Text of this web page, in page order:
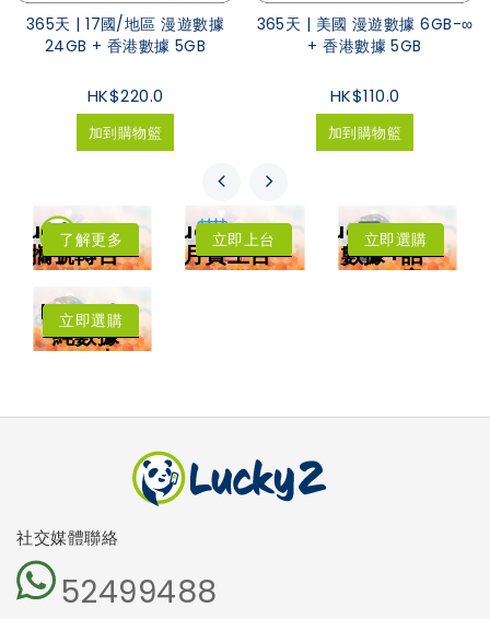
365天 | 17國/地區 漫遊數據
24GB + 香港數據 5GB
HK$220.0
加到購物籃
365天 | 美國 漫遊數據 6GB-∞
+ 香港數據 5GB
HK$110.0
加到購物籃
LuckySIM
攜號轉台
年卡費用低至每
了解更多 LuckySIM
月費上台
低至每月HK$8
立即上台 LuckySIM
數據+話
音
立即選購
Lucky2
純數據
卡
碼
立即選購
社交媒體聯絡
52499488